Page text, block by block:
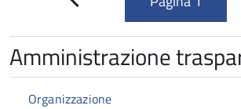
Amministrazione
Organizzazione